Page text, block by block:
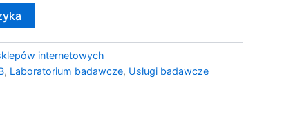
internetowych
, Laboratorium badawcze, Usługi badawcze